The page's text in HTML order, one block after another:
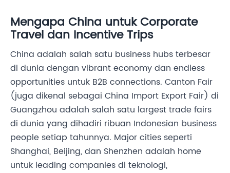
Mengapa China untuk Corporate
Travel dan Incentive Trips
China adalah salah satu business hubs terbesar
di dunia dengan vibrant economy dan endless
opportunities untuk B2B connections. Canton Fair
(juga dikenal sebagai China Import Export Fair) di
Guangzhou adalah salah satu largest trade fairs
di dunia yang dihadiri ribuan Indonesian business
people setiap tahunnya. Major cities seperti
Shanghai, Beijing, dan Shenzhen adalah home
untuk leading companies di teknologi,